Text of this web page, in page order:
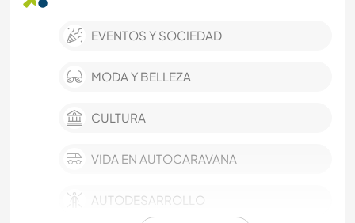
EVENTOS Y SOCIEDAD
MODA Y BELLEZA
CULTURA
VIDA EN AUTOCARAVANA
AUTODESARROLLO